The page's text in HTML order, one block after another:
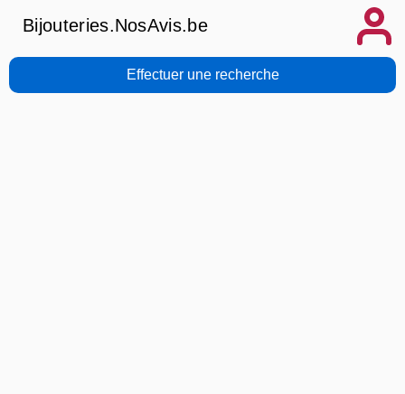
Bijouteries.NosAvis.be
Effectuer une recherche